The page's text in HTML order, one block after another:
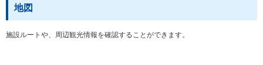
地図
施設ルートや、周辺観光情報を確認することができます。